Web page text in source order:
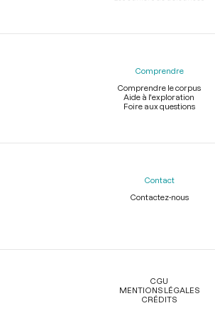
Comprendre
Comprendre le corpus
Aide à l'exploration
Foire aux questions
Contact
Contactez-nous
Légal
CGU
MENTIONS LÉGALES
CRÉDITS